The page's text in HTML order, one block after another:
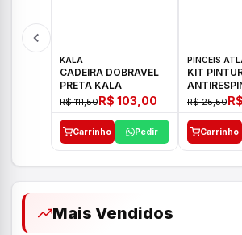
KALA
CADEIRA DOBRAVEL
PRETA KALA
R$ 111,50R$ 103,00
Carrinho Pedir
PINCEIS
KIT
ATLAS 03
R$ 25,50
Carrinho
Mais Vendidos